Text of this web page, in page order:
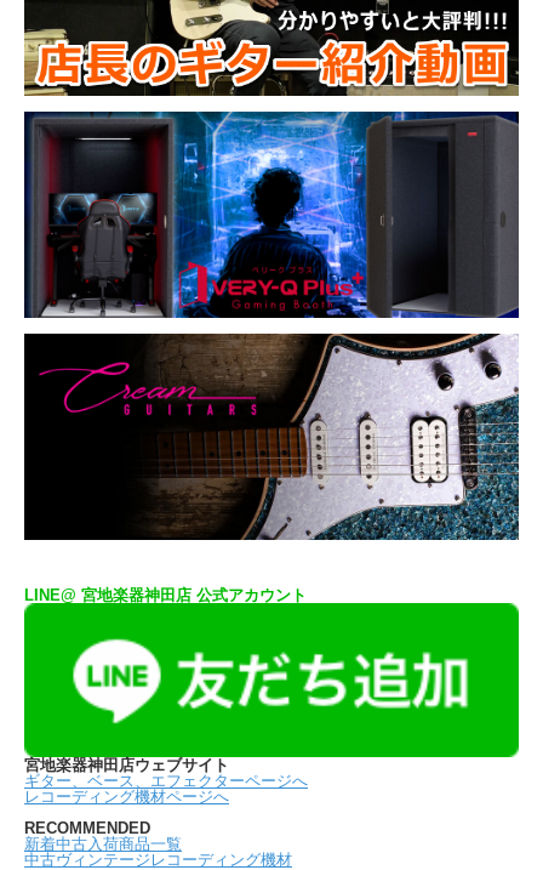
LINE@ 宮地楽器神田店 公式アカウント
宮地楽器神田店ウェブサイト
ギター、ベース、エフェクターページへ
レコーディング機材ページへ
RECOMMENDED
新着中古入荷商品一覧
中古ヴィンテージレコーディング機材